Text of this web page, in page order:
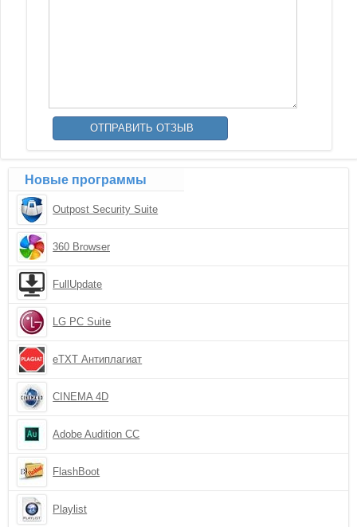
Новые программы
Outpost Security Suite
360 Browser
FullUpdate
LG PC Suite
eTXT Антиплагиат
CINEMA 4D
Adobe Audition CC
FlashBoot
Playlist